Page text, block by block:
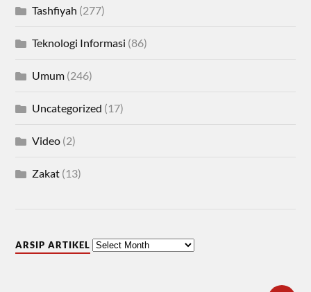
Tashfiyah (277)
Teknologi Informasi (86)
Umum (246)
Uncategorized (17)
Video (2)
Zakat (13)
ARSIP ARTIKEL